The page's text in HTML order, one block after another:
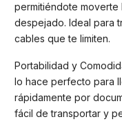
permitiéndote moverte
despejado. Ideal para
cables que te limiten.
Portabilidad y
lo hace perfecto para
rápidamente por
fácil de transportar y